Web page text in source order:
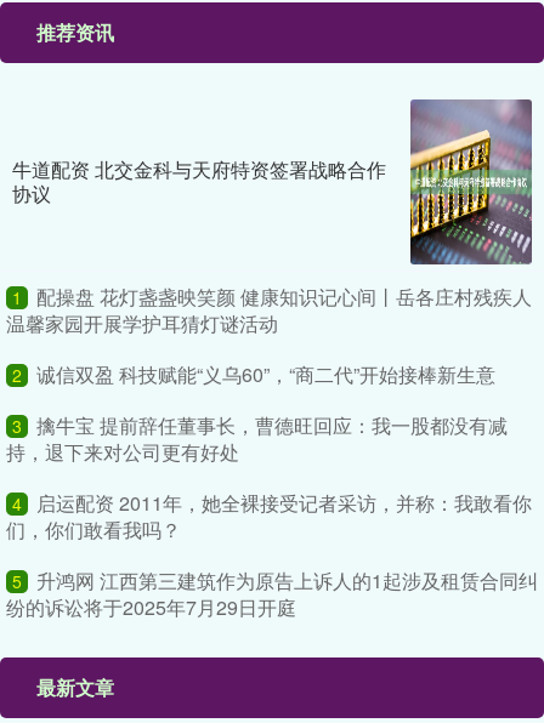
推荐资讯
牛道配资 北交金科与天府特资签署战略合作
协议
1
配操盘 花灯盏盏映笑颜 健康知识记心间丨岳各庄村残疾人
温馨家园开展学护耳猜灯谜活动
2 诚信双盈 科技赋能“义乌60”，“商二代”开始接棒新生意
3
擒牛宝 提前辞任董事长，曹德旺回应：我一股都没有减
持，退下来对公司更有好处
4
启运配资 2011年，她全裸接受记者采访，并称：我敢看你
们，你们敢看我吗？
5
升鸿网 江西第三建筑作为原告上诉人的1起涉及租赁合同纠
纷的诉讼将于2025年7月29日开庭
最新文章